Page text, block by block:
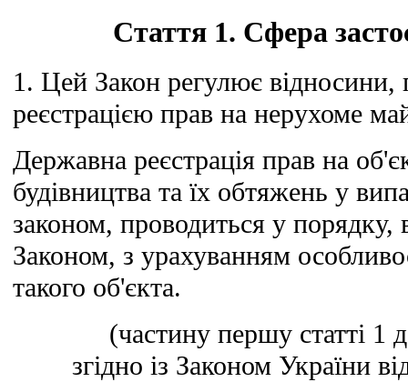
Стаття 1. Сфера
1. Цей Закон регулює відносини,
реєстрацією прав на нерухоме
Державна реєстрація прав на
будівництва та їх обтяжень у
законом, проводиться у
Законом, з урахуванням
такого об'єкта.
(частину першу статті 1
згідно із Законом України